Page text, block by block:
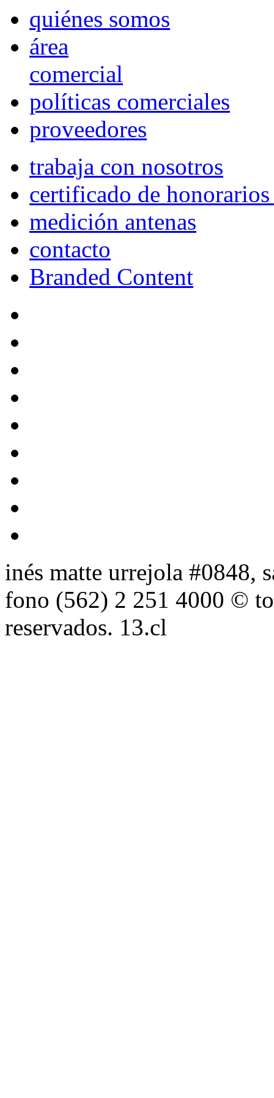
quiénes somos
área
comercial
políticas comerciales
proveedores
trabaja con nosotros
certificado de
medición antenas
contacto
Branded Content
inés matte urrejola #0848,
fono (562) 2 251 4000 ©
reservados. 13.cl